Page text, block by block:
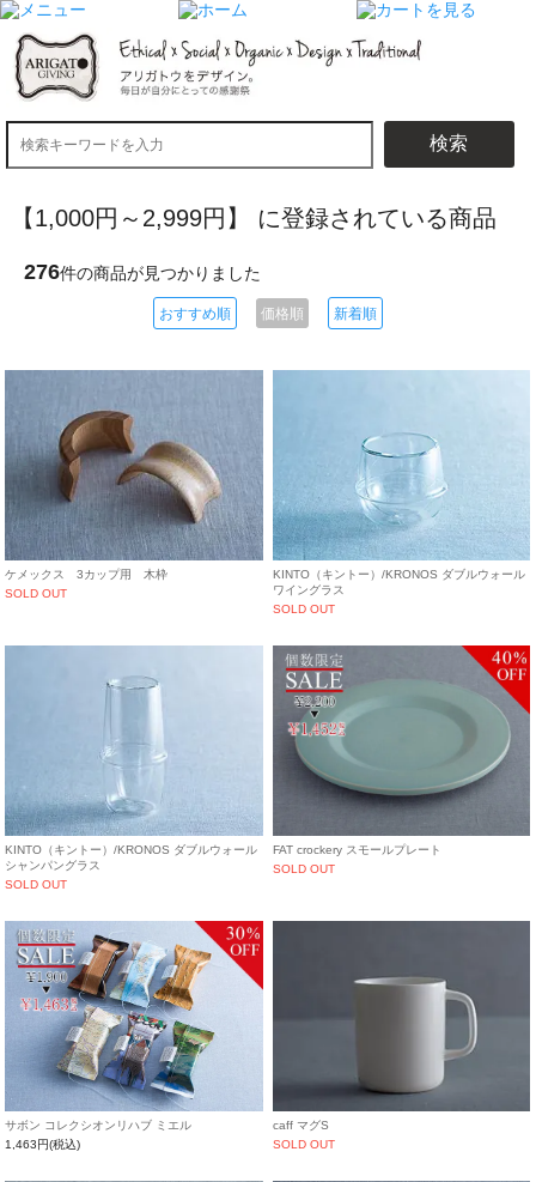
検索
【1,000円～2,999円】 に登録されている商品
276件の商品が見つかりました
おすすめ順 価格順 新着順
ケメックス 3カップ用 木枠
SOLD OUT
KINTO（キントー）/KRONOS ダブルウォール
ワイングラス
SOLD OUT
KINTO（キントー）/KRONOS ダブルウォール
シャンパングラス
SOLD OUT
FAT crockery スモールプレート
SOLD OUT
サボン コレクシオンリハブ ミエル
1,463円(税込)
caff マグS
SOLD OUT